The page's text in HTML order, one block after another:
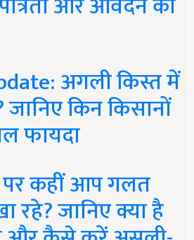
अगली किस्त में
किन किसानों
फायदा
पर कहीं आप गलत
रहे? जानिए क्या है